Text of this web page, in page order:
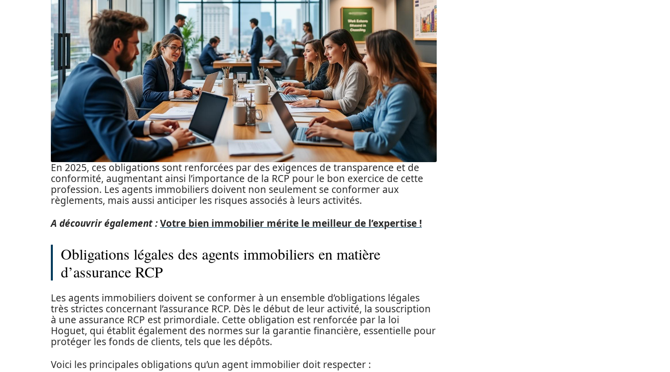
En 2025, ces obligations sont renforcées par des exigences de transparence et de
conformité, augmentant ainsi l’importance de la RCP pour le bon exercice de cette
profession. Les agents immobiliers doivent non seulement se conformer aux
règlements, mais aussi anticiper les risques associés à leurs activités.
A découvrir également :Votre bien immobilier mérite le meilleur de l’expertise !
Obligations légales des agents immobiliers en matière
d’assurance RCP
Les agents immobiliers doivent se conformer à un ensemble d’obligations légales
très strictes concernant l’assurance RCP. Dès le début de leur activité, la souscription
à une assurance RCP est primordiale. Cette obligation est renforcée par la loi
Hoguet, qui établit également des normes sur la garantie financière, essentielle pour
protéger les fonds de clients, tels que les dépôts.
Voici les principales obligations qu’un agent immobilier doit respecter :